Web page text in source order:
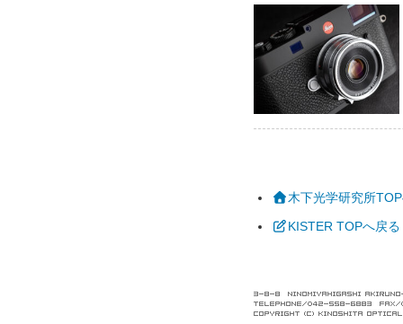
木下光学研究所
KISTER TOPへ戻る